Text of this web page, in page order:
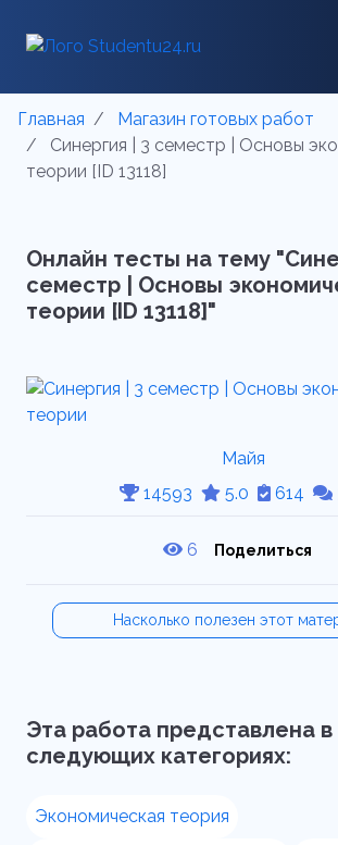
Главная
Магазин готовых работ
Синергия | 3 семестр | Основы
теории [ID 13118]
Онлайн тесты на тему
семестр | Основы
теории [ID 13118]"
Майя
14593
5.0 614
6 Поделиться
Насколько полезен этот
Эта работа представлена в
следующих категориях:
Экономическая теория